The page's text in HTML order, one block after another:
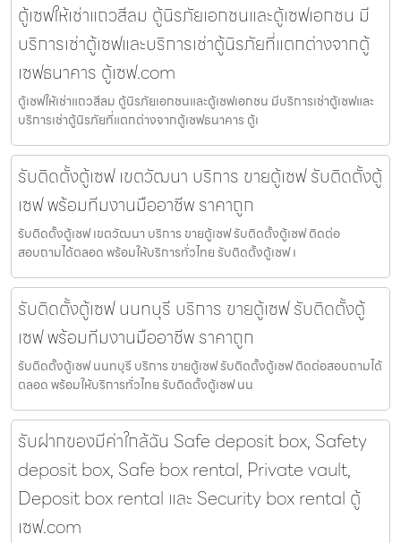
ตู้เซฟให้เช่าแถวสีลม ตู้นิรภัยเอกชนและตู้เซฟเอกชน มี
บริการเช่าตู้เซฟและบริการเช่าตู้นิรภัยที่แตกต่างจากตู้
เซฟธนาคาร ตู้เซฟ.com
ตู้เซฟให้เช่าแถวสีลม ตู้นิรภัยเอกชนและตู้เซฟเอกชน มีบริการเช่าตู้เซฟและ
บริการเช่าตู้นิรภัยที่แตกต่างจากตู้เซฟธนาคาร ตู้เ
รับติดตั้งตู้เซฟ เขตวัฒนา บริการ ขายตู้เซฟ รับติดตั้งตู้
เซฟ พร้อมทีมงานมืออาชีพ ราคาถูก
รับติดตั้งตู้เซฟ เขตวัฒนา บริการ ขายตู้เซฟ รับติดตั้งตู้เซฟ ติดต่อ
สอบถามได้ตลอด พร้อมให้บริการทั่วไทย รับติดตั้งตู้เซฟ เ
รับติดตั้งตู้เซฟ นนทบุรี บริการ ขายตู้เซฟ รับติดตั้งตู้
เซฟ พร้อมทีมงานมืออาชีพ ราคาถูก
รับติดตั้งตู้เซฟ นนทบุรี บริการ ขายตู้เซฟ รับติดตั้งตู้เซฟ ติดต่อสอบถามได้
ตลอด พร้อมให้บริการทั่วไทย รับติดตั้งตู้เซฟ นน
รับฝากของมีค่าใกล้ฉัน Safe deposit box, Safety
deposit box, Safe box rental, Private vault,
Deposit box rental และ Security box rental ตู้
เซฟ.com